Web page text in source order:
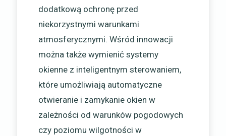
dodatkową ochronę przed
niekorzystnymi warunkami
atmosferycznymi. Wśród innowacji
można także wymienić systemy
okienne z inteligentnym sterowaniem,
które umożliwiają automatyczne
otwieranie i zamykanie okien w
zależności od warunków pogodowych
czy poziomu wilgotności w